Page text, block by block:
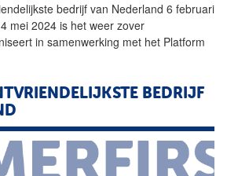
bedrijf van Nederland 6 februari
mei 2024 is het weer zover
in samenwerking met het Platform
BEDRIJF